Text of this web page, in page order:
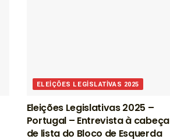
ELEIÇÕES LEGISLATIVAS 2025
Eleições Legislativas 2025 –
Portugal – Entrevista à cabeça
de lista do Bloco de Esquerda